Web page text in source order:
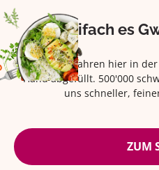
Eifach es
Seit über 42 Jahren hier in
Hand abgefüllt. 500'000
uns schneller,
ZUM